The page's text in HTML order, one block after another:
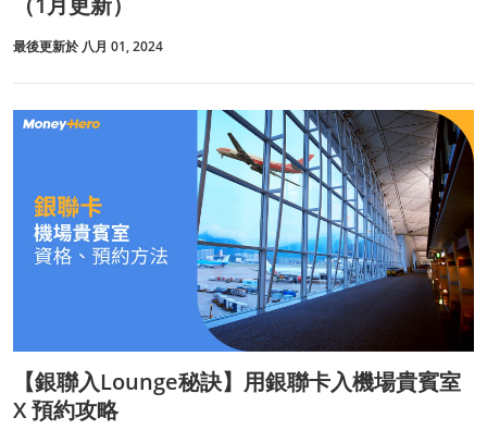
最後更新於 八月 01, 2024
【銀聯入Lounge秘訣】用銀聯卡入機場貴賓室
X 預約攻略